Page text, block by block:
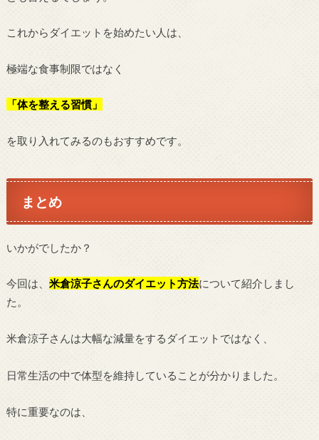
これからダイエットを始めたい人は、
極端な食事制限ではなく
「体を整える習慣」
を取り入れてみるのもおすすめです。
まとめ
いかがでしたか？
今回は、 米倉涼子さんのダイエット方法について紹介しまし
た。
米倉涼子さんは大幅な減量をするダイエットではなく、
日常生活の中で体型を維持していることが分かりました。
特に重要なのは、